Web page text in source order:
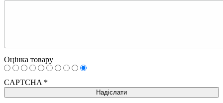
Оцінка товару
CAPTCHA *